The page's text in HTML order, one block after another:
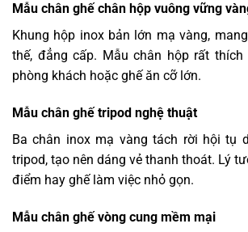
Mẫu chân ghế chân hộp vuông vững
Khung hộp inox bản lớn mạ vàng,
thế, đẳng cấp. Mẫu chân hộp rất
phòng khách hoặc ghế ăn cỡ lớn.
Mẫu chân ghế tripod nghệ thuật
Ba chân inox mạ vàng tách rời hội tụ
tripod, tạo nên dáng vẻ thanh thoát. Lý
điểm hay ghế làm việc nhỏ gọn.
Mẫu chân ghế vòng cung mềm mại